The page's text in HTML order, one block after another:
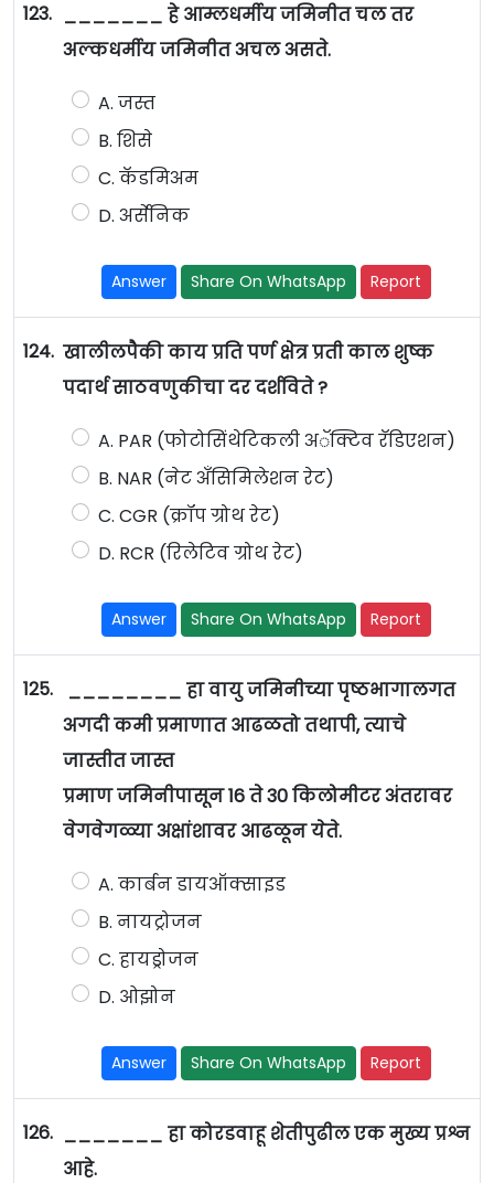
123. _______ हे आम्लधर्मीय जमिनीत चल तर
अल्कधर्मीय जमिनीत अचल असते.
A. जस्त
B. शिसे
C. कॅडमिअम
D. अर्सेनिक
Answer Share On WhatsApp Report
124. खालीलपैकी काय प्रति पर्ण क्षेत्र प्रती काल शुष्क
पदार्थ साठवणुकीचा दर दर्शविते ?
A. PAR (फोटोसिंथेटिकली अॅक्टिव रॅडिएशन)
B. NAR (नेट अँसिमिलेशन रेट)
C. CGR (क्रॉप ग्रोथ रेट)
D. RCR (रिलेटिव ग्रोथ रेट)
Answer Share On WhatsApp Report
125.
________ हा वायु जमिनीच्या पृष्ठभागालगत
अगदी कमी प्रमाणात आढळतो तथापी, त्याचे
जास्तीत जास्त
प्रमाण जमिनीपासून 16 ते 30 किलोमीटर अंतरावर
वेगवेगळ्या अक्षांशावर आढळून येते.
A. कार्बन डायऑक्साइड
B. नायट्रोजन
C. हायड्रोजन
D. ओझोन
Answer Share On WhatsApp Report
126. _______ हा कोरडवाहू शेतीपुढील एक मुख्य प्रश्न
आहे.